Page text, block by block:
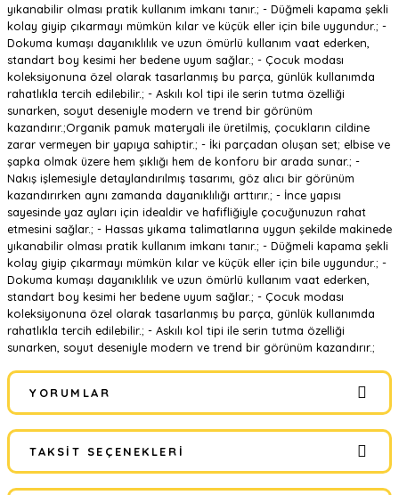
yıkanabilir olması pratik kullanım imkanı tanır.; - Düğmeli kapama şekli
kolay giyip çıkarmayı mümkün kılar ve küçük eller için bile uygundur.; -
Dokuma kumaşı dayanıklılık ve uzun ömürlü kullanım vaat ederken,
standart boy kesimi her bedene uyum sağlar.; - Çocuk modası
koleksiyonuna özel olarak tasarlanmış bu parça, günlük kullanımda
rahatlıkla tercih edilebilir.; - Askılı kol tipi ile serin tutma özelliği
sunarken, soyut deseniyle modern ve trend bir görünüm
kazandırır.;Organik pamuk materyali ile üretilmiş, çocukların cildine
zarar vermeyen bir yapıya sahiptir.; - İki parçadan oluşan set; elbise ve
şapka olmak üzere hem şıklığı hem de konforu bir arada sunar.; -
Nakış işlemesiyle detaylandırılmış tasarımı, göz alıcı bir görünüm
kazandırırken aynı zamanda dayanıklılığı arttırır.; - İnce yapısı
sayesinde yaz ayları için idealdir ve hafifliğiyle çocuğunuzun rahat
etmesini sağlar.; - Hassas yıkama talimatlarına uygun şekilde makinede
yıkanabilir olması pratik kullanım imkanı tanır.; - Düğmeli kapama şekli
kolay giyip çıkarmayı mümkün kılar ve küçük eller için bile uygundur.; -
Dokuma kumaşı dayanıklılık ve uzun ömürlü kullanım vaat ederken,
standart boy kesimi her bedene uyum sağlar.; - Çocuk modası
koleksiyonuna özel olarak tasarlanmış bu parça, günlük kullanımda
rahatlıkla tercih edilebilir.; - Askılı kol tipi ile serin tutma özelliği
sunarken, soyut deseniyle modern ve trend bir görünüm kazandırır.;
YORUMLAR
Bu ürüne ilk yorumu siz yapın!
TAKSIT SEÇENEKLERI